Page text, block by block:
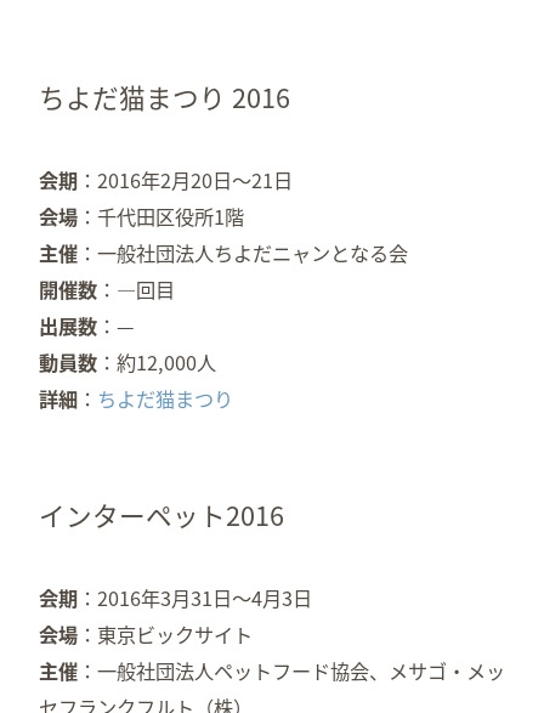
ちよだ猫まつり 2016
会期
2016年2月20日～21日
会場
千代田区役所1階
主催
一般社団法人ちよだニャンとなる会
開催数
—回目
出展数
—
動員数
約12,000人
詳細
ちよだ猫まつり
インターペット2016
会期
2016年3月31日～4月3日
会場
東京ビックサイト
主催
一般社団法人ペットフード協会、メサゴ・メッ